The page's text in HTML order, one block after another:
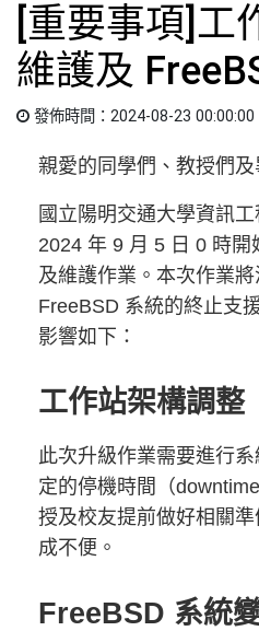
[重要事項]工
維護及
發佈時間：2024-08-23 00:00:00
親愛的同學們、教授們及
國立陽明交通大學資訊
2024 年 9 月 5 日 0 時
及維護作業。本次作業
FreeBSD 系統的終止支
影響如下：
工作站架構調整
此次升級作業需要進行
定的停機時間（
授及校友提前做好相關
成不便。
FreeBSD 系統